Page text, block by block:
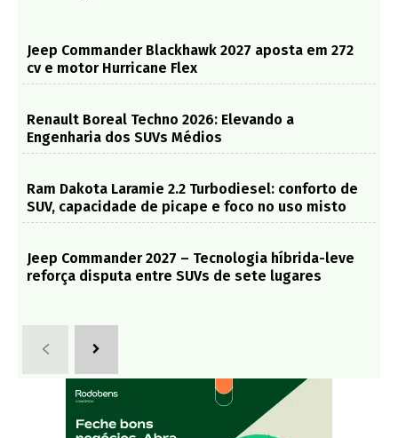
Jeep Commander Blackhawk 2027 aposta em 272
cv e motor Hurricane Flex
Renault Boreal Techno 2026: Elevando a
Engenharia dos SUVs Médios
Ram Dakota Laramie 2.2 Turbodiesel: conforto de
SUV, capacidade de picape e foco no uso misto
Jeep Commander 2027 – Tecnologia híbrida-leve
reforça disputa entre SUVs de sete lugares